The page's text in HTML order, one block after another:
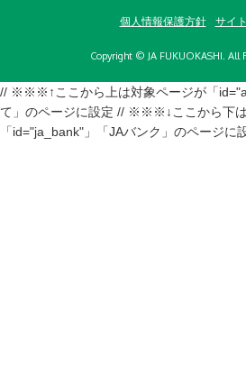
個人情報保護方針 サイ
Copyright © JA FUKUOKASHI. All
// ※※※↑ここから上は対象ページが「
て」のページに設定 // ※※※↓ここから下
「id="ja_bank"」「JAバンク」のページに